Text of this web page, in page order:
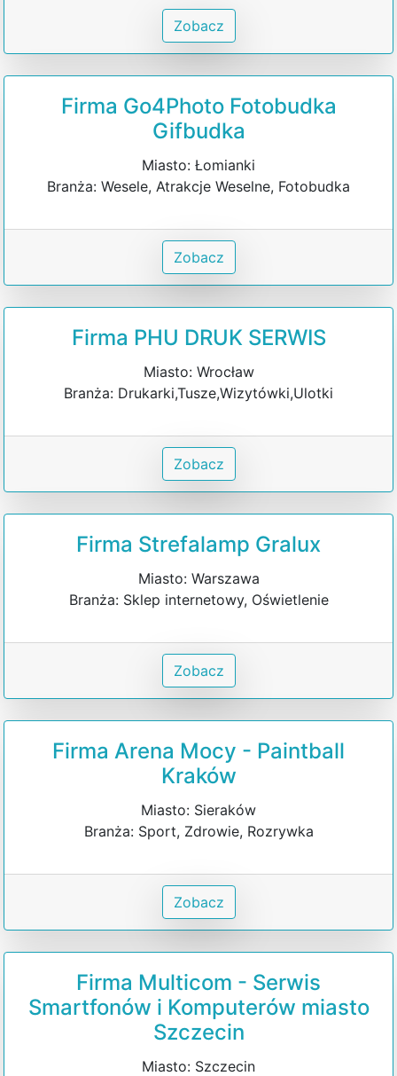
Zobacz
Firma Go4Photo Fotobudka
Gifbudka
Miasto: Łomianki
Branża: Wesele, Atrakcje Weselne, Fotobudka
Zobacz
Firma PHU DRUK SERWIS
Miasto: Wrocław
Branża: Drukarki,Tusze,Wizytówki,Ulotki
Zobacz
Firma Strefalamp Gralux
Miasto: Warszawa
Branża: Sklep internetowy, Oświetlenie
Zobacz
Firma Arena Mocy - Paintball
Kraków
Miasto: Sieraków
Branża: Sport, Zdrowie, Rozrywka
Zobacz
Firma Multicom - Serwis
Smartfonów i Komputerów miasto
Szczecin
Miasto: Szczecin